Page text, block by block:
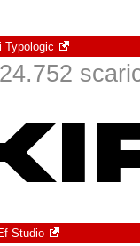
Typologic
Studio